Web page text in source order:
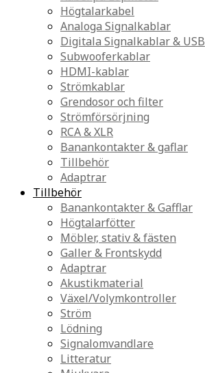
Högtalarkabel
Analoga Signalkablar
Digitala Signalkablar & USB
Subwooferkablar
HDMI-kablar
Strömkablar
Grendosor och filter
Strömförsörjning
RCA & XLR
Banankontakter & gaflar
Tillbehör
Adaptrar
Tillbehör
Banankontakter & Gafflar
Högtalarfötter
Möbler, stativ & fästen
Galler & Frontskydd
Adaptrar
Akustikmaterial
Växel/Volymkontroller
Ström
Lödning
Signalomvandlare
Litteratur